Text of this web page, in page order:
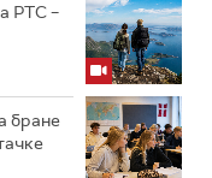
РТС –
бране